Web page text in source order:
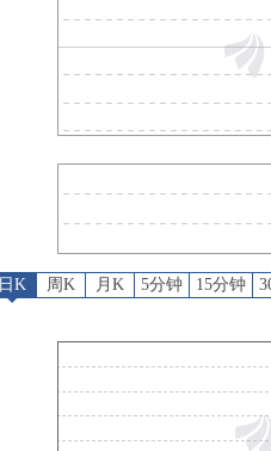
预约披露日：2026年半年报预
股东大会：于2026-08-24召开
公告：2026年08月08日发布《大恒科
公告：2026年07月31日发布《大恒科
日K 周K 月K 5分钟 15分钟